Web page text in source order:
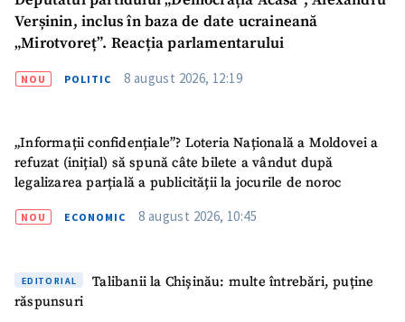
Verșinin, inclus în baza de date ucraineană
„Mirotvoreț”. Reacția parlamentarului
NOU POLITIC 8 august 2026, 12:19
„Informații confidențiale”? Loteria Națională a Moldovei a
refuzat (inițial) să spună câte bilete a vândut după
legalizarea parțială a publicității la jocurile de noroc
NOU ECONOMIC 8 august 2026, 10:45
EDITORIAL
Talibanii la Chișinău: multe întrebări, puține
răspunsuri